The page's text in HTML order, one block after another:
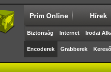
Prím Online Hírek
Biztonság Internet Irodai
Encoderek Grabberek